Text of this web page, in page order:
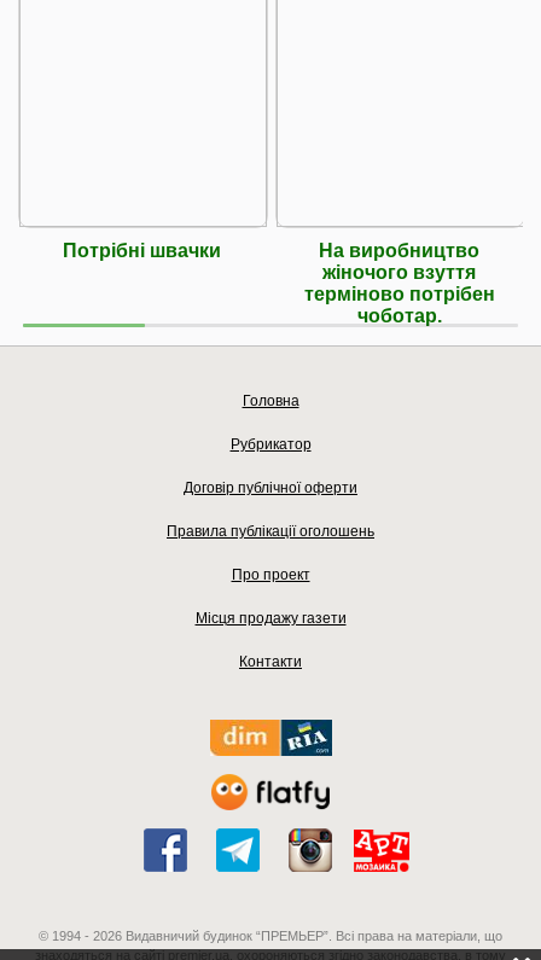
Потрібні швачки
На виробництво
жіночого взуття
терміново потрібен
чоботар.
Головна
Рубрикатор
Договір публічної оферти
Правила публікації оголошень
Про проект
Місця продажу газети
Контакти
© 1994 - 2026 Видавничий будинок “ПРЕМЬЕР”. Всі права на матеріали, що
знаходяться на сайті premier.ua, охороняються згідно законодавства, в тому